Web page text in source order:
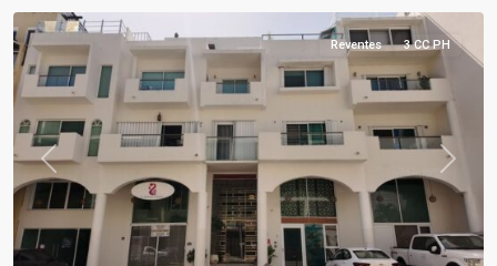
Previous Next
Reventes 3 CC PH